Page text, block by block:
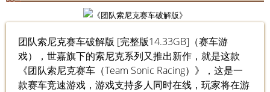
团队索尼克赛车破解版 [完整版14.33GB]（赛车游
戏），世嘉旗下的索尼克系列又推出新作，就是这款
《团队索尼克赛车（Team Sonic Racing）》，这是一
款赛车竞速游戏，游戏支持多人同时在线，玩家将在游